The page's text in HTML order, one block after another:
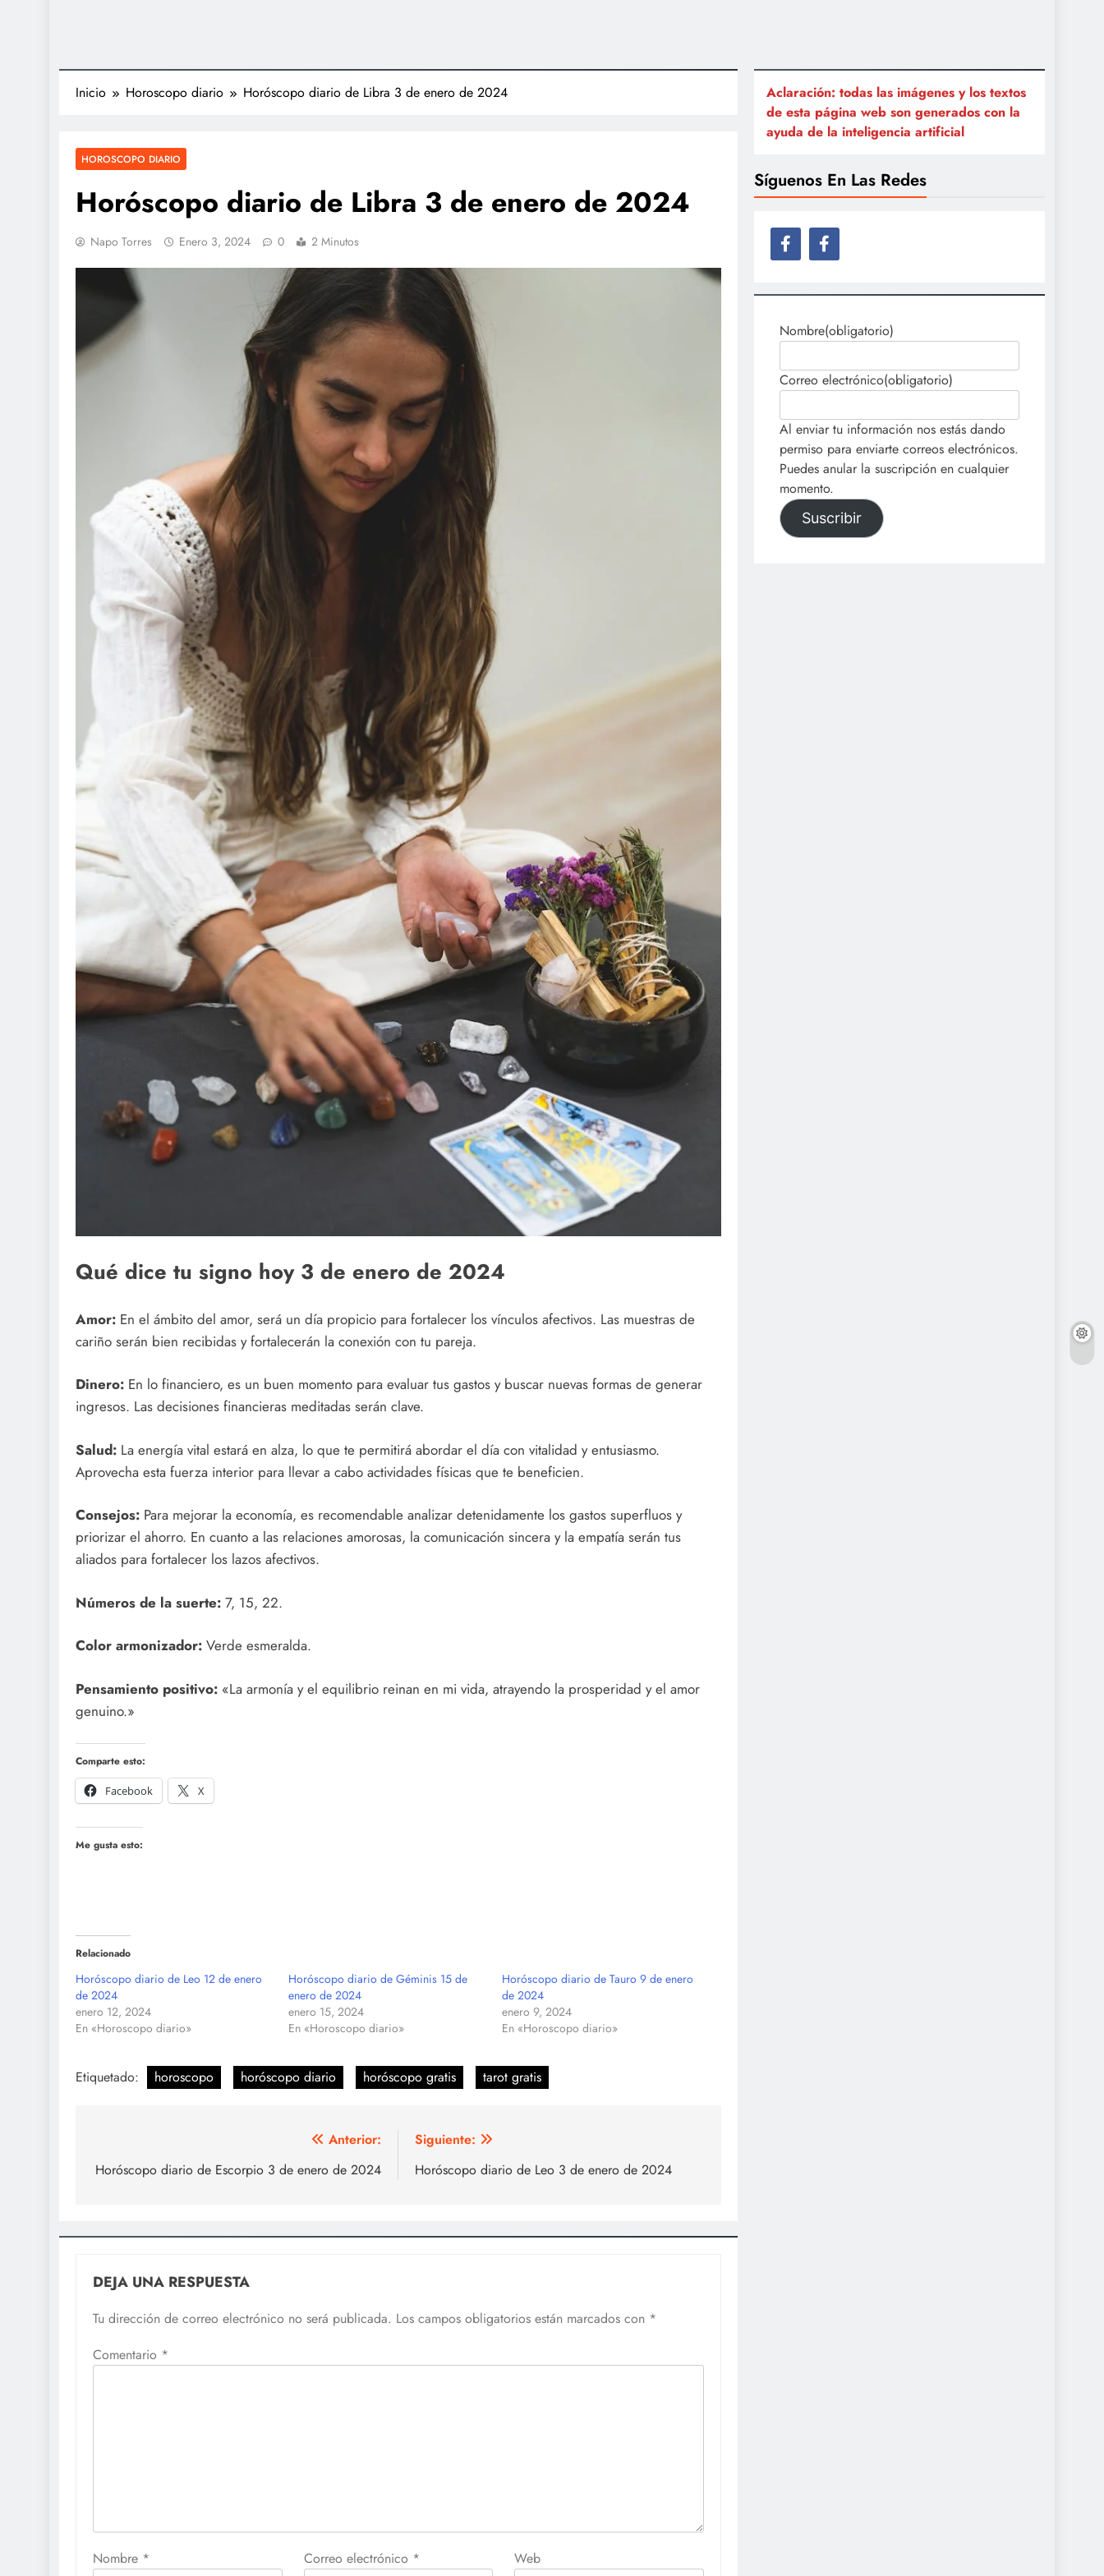
Inicio Horoscopo diario Horóscopo diario de Libra 3 de enero de 2024
HOROSCOPO DIARIO
Horóscopo diario de Libra 3 de enero de 2024
Napo Torres Enero 3, 2024 0 2 Minutos
Qué dice tu signo hoy 3 de enero de 2024
Amor: En el ámbito del amor, será un día propicio para fortalecer los vínculos afectivos. Las muestras de
cariño serán bien recibidas y fortalecerán la conexión con tu pareja.
Dinero: En lo financiero, es un buen momento para evaluar tus gastos y buscar nuevas formas de generar
ingresos. Las decisiones financieras meditadas serán clave.
Salud: La energía vital estará en alza, lo que te permitirá abordar el día con vitalidad y entusiasmo.
Aprovecha esta fuerza interior para llevar a cabo actividades físicas que te beneficien.
Consejos: Para mejorar la economía, es recomendable analizar detenidamente los gastos superfluos y
priorizar el ahorro. En cuanto a las relaciones amorosas, la comunicación sincera y la empatía serán tus
aliados para fortalecer los lazos afectivos.
Números de la suerte: 7, 15, 22.
Color armonizador: Verde esmeralda.
Pensamiento positivo: «La armonía y el equilibrio reinan en mi vida, atrayendo la prosperidad y el amor
genuino.»
Comparte esto:
Facebook
X
Me gusta esto:
Relacionado
Horóscopo diario de Leo 12 de enero
de 2024
enero 12, 2024
En «Horoscopo diario»
Horóscopo diario de Géminis 15 de
enero de 2024
enero 15, 2024
En «Horoscopo diario»
Horóscopo diario de Tauro 9 de enero
de 2024
enero 9, 2024
En «Horoscopo diario»
Etiquetado: horoscopo horóscopo diario horóscopo gratis tarot gratis
de
Anterior:
Horóscopo diario de Escorpio 3 de enero de 2024
Siguiente:
Horóscopo diario de Leo 3 de enero de 2024
DEJA UNA RESPUESTA
Tu dirección de correo electrónico no será publicada. Los campos obligatorios están marcados con *
Comentario *
Nombre * Correo electrónico * Web
Aclaración: todas las imágenes y los textos
de esta página web son generados con la
ayuda de la inteligencia artificial
Síguenos En Las Redes
Nombre(obligatorio)
Correo electrónico(obligatorio)
Al enviar tu información nos estás dando
permiso para enviarte correos electrónicos.
Puedes anular la suscripción en cualquier
momento.
Suscribir